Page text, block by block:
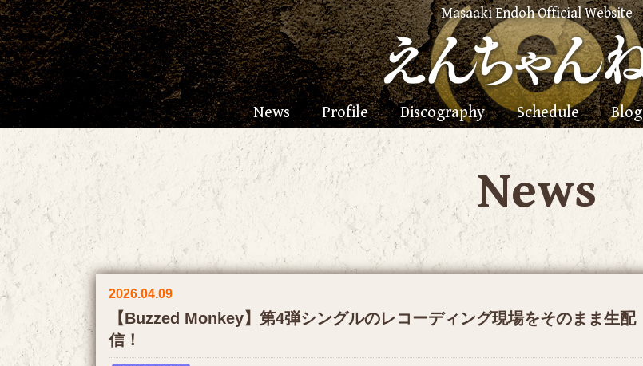
Masaaki Endoh Official Website
News Profile Discography Schedule Blog
News
2026.04.09
【Buzzed Monkey】第4弾シングルのレコーディング現場をそのまま生配
信！